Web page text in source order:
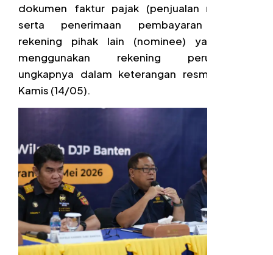
dokumen faktur pajak (penjualan non-PPN)
serta penerimaan pembayaran melalui
rekening pihak lain (nominee) yang tidak
menggunakan rekening perusahaan,”
ungkapnya dalam keterangan resmi, dikutip
Kamis (14/05).